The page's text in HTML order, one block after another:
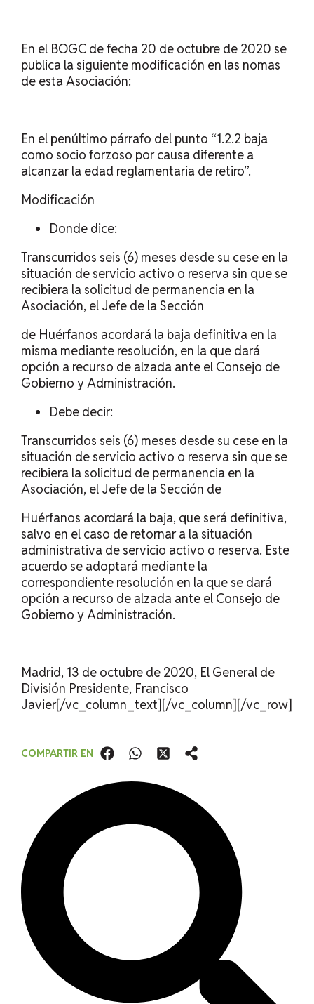
En el BOGC de fecha 20 de octubre de 2020 se
publica la siguiente modificación en las nomas
de esta Asociación:
En el penúltimo párrafo del punto “1.2.2 baja
como socio forzoso por causa diferente a
alcanzar la edad reglamentaria de retiro”.
Modificación
Donde dice:
Transcurridos seis (6) meses desde su cese en la
situación de servicio activo o reserva sin que se
recibiera la solicitud de permanencia en la
Asociación, el Jefe de la Sección
de Huérfanos acordará la baja definitiva en la
misma mediante resolución, en la que dará
opción a recurso de alzada ante el Consejo de
Gobierno y Administración.
Debe decir:
Transcurridos seis (6) meses desde su cese en la
situación de servicio activo o reserva sin que se
recibiera la solicitud de permanencia en la
Asociación, el Jefe de la Sección de
Huérfanos acordará la baja, que será definitiva,
salvo en el caso de retornar a la situación
administrativa de servicio activo o reserva. Este
acuerdo se adoptará mediante la
correspondiente resolución en la que se dará
opción a recurso de alzada ante el Consejo de
Gobierno y Administración.
Madrid, 13 de octubre de 2020, El General de
División Presidente, Francisco
Javier[/vc_column_text][/vc_column][/vc_row]
COMPARTIR EN